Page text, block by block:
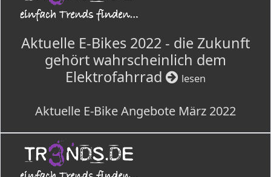
Aktuelle E-Bikes 2022 - die Zukunft
gehört wahrscheinlich dem
Elektrofahrrad
lesen
Aktuelle E-Bike Angebote März 2022